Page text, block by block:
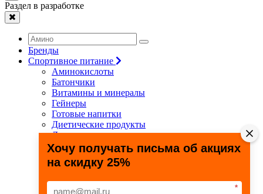
Раздел в разработке
Бренды
Спортивное питание
Аминокислоты
Батончики
Витамины и минералы
Гейнеры
Готовые напитки
Диетические продукты
Для связок и суставов
Жиросжигатели
Здоровье и долголетие
Креатин
Специальные препараты
Хочу получать письма об акциях
на скидку 25%
*